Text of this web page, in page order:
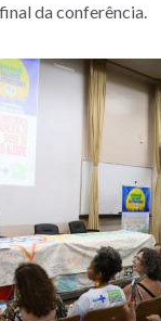
da conferência.